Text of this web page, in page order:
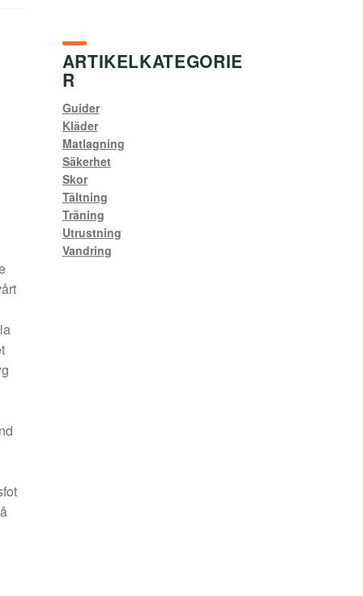
ARTIKELKATEGORIE
R
Guider
Kläder
Matlagning
Säkerhet
Skor
Tältning
Träning
Utrustning
Vandring